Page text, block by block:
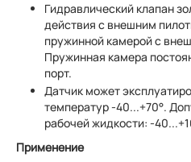
Гидравлический клапан
действия с внешним
пружинной камерой с
Пружинная камера
порт.
Датчик может
температур -40...+70°.
рабочей жидкости: -
Применение